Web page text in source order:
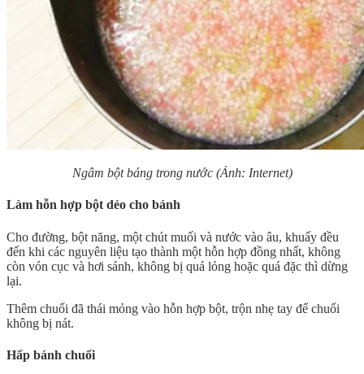
Ngâm bột báng trong nước (Ảnh: Internet)
Làm hỗn hợp bột dẻo cho bánh
Cho đường, bột năng, một chút muối và nước vào âu, khuấy đều
đến khi các nguyên liệu tạo thành một hỗn hợp đồng nhất, không
còn vón cục và hơi sánh, không bị quá lỏng hoặc quá đặc thì dừng
lại.
Thêm chuối đã thái mỏng vào hỗn hợp bột, trộn nhẹ tay để chuối
không bị nát.
Hấp bánh chuối